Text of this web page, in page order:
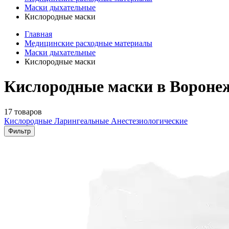
Маски дыхательные
Кислородные маски
Главная
Медицинские расходные материалы
Маски дыхательные
Кислородные маски
Кислородные маски в
17 товаров
Кислородные Ларингеальные Анестезиологические
Фильтр